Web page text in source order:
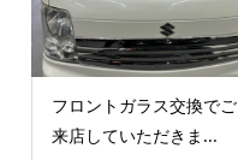
フロントガラス交換でご
来店していただきま...